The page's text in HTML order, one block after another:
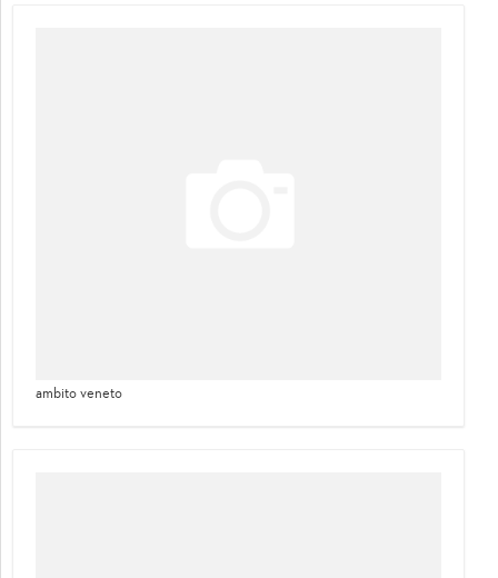
ambito veneto